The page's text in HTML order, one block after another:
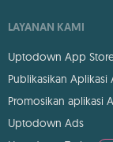
LAYANAN KAMI
Uptodown App
Publikasikan Aplikasi
Promosikan aplikasi
Uptodown Ads